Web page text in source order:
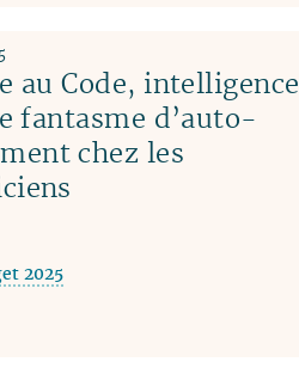
au Code, intelligence
fantasme d’auto-
chez les
2025